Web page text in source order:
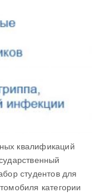
квалификаций
студентов для
категории